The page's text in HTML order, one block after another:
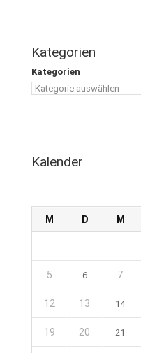
Kategorien
Kategorien
Kalender
M D M
5 6 7
12 13 14
19 20 21